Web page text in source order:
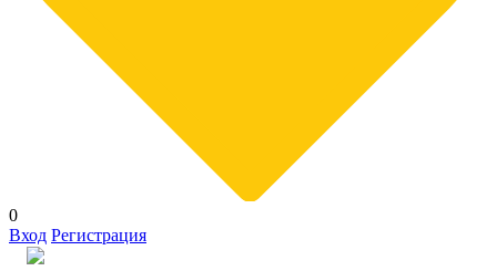
0
Вход Регистрация